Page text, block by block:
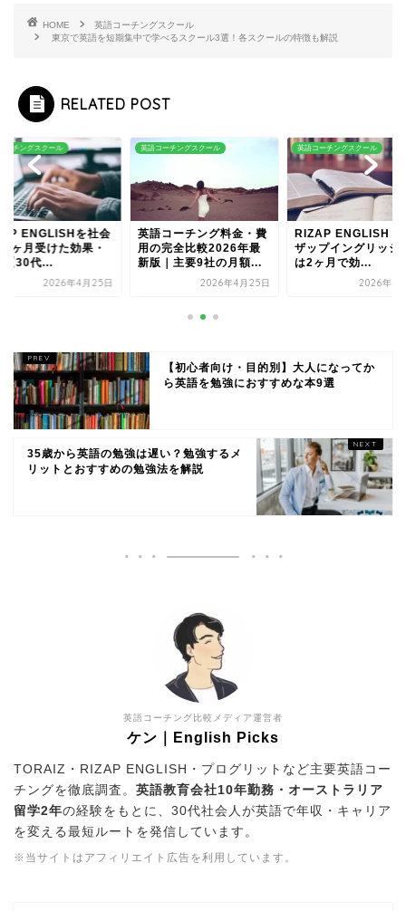
HOME
英語コーチングスクール
東京で英語を短期集中で学べるスクール3選！各スクールの特徴も解説
RELATED POST
ーチングスクール
ENGLISHを社会
3ヶ月受けた効果・
【30代...
2026年4月25日
英語コーチングスクール
英語コーチング料金・費
用の完全比較2026年最
新版｜主要9社の月額...
2026年4月25日
英語コーチングスクール
RIZAP ENGLISH（
ザップイングリッシ
は2ヶ月で効...
2026年4
【初心者向け・目的別】大人になってか
ら英語を勉強におすすめな本9選
35歳から英語の勉強は遅い？勉強するメ
リットとおすすめの勉強法を解説
英語コーチング比較メディア運営者
ケン｜English Picks
TORAIZ・RIZAP ENGLISH・プログリットなど主要英語コー
チングを徹底調査。 英語教育会社10年勤務・オーストラリア
留学2年の経験をもとに、30代社会人が英語で年収・キャリア
を変える最短ルートを発信しています。
※当サイトはアフィリエイト広告を利用しています。